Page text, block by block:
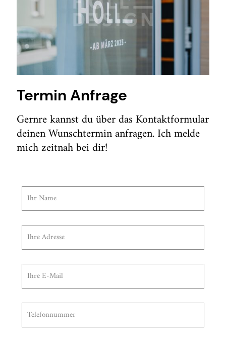
Termin Anfrage
Gernre kannst du über das Kontaktformular
deinen Wunschtermin anfragen. Ich melde
mich zeitnah bei dir!